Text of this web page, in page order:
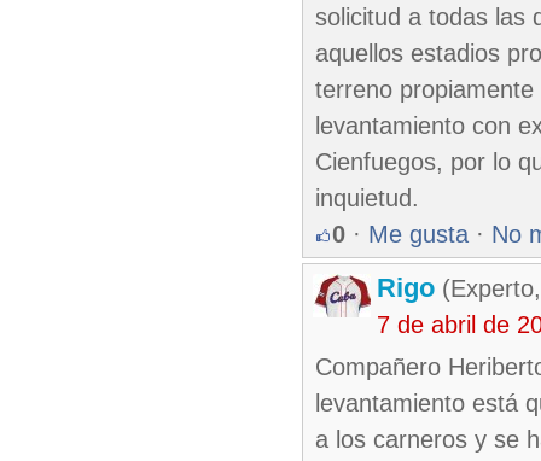
solicitud a todas las
aquellos estadios
terreno
levantamiento con
Cienfuegos, por lo
inquietud.
0 · Me gusta · No
Rigo
7 de abril de
Compañero
levantamiento está
a los carneros y se